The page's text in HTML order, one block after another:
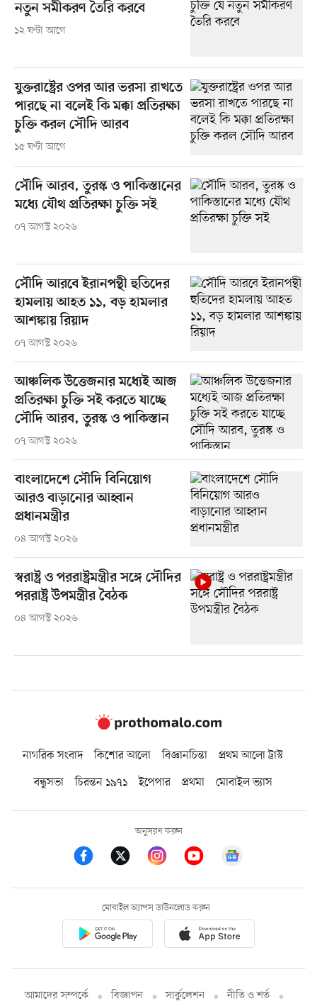
নতুন সমীকরণ তৈরি করবে
১২ ঘণ্টা আগে
যুক্তরাষ্ট্রের ওপর আর ভরসা রাখতে
পারছে না বলেই কি মক্কা প্রতিরক্ষা
চুক্তি করল সৌদি আরব
১৫ ঘণ্টা আগে
সৌদি আরব, তুরস্ক ও পাকিস্তানের
মধ্যে যৌথ প্রতিরক্ষা চুক্তি সই
০৭ আগস্ট ২০২৬
সৌদি আরবে ইরানপন্থী হুতিদের
হামলায় আহত ১১, বড় হামলার
আশঙ্কায় রিয়াদ
০৭ আগস্ট ২০২৬
আঞ্চলিক উত্তেজনার মধ্যেই আজ
প্রতিরক্ষা চুক্তি সই করতে যাচ্ছে
সৌদি আরব, তুরস্ক ও পাকিস্তান
০৭ আগস্ট ২০২৬
বাংলাদেশে সৌদি বিনিয়োগ
আরও বাড়ানোর আহ্বান
প্রধানমন্ত্রীর
০৪ আগস্ট ২০২৬
স্বরাষ্ট্র ও পররাষ্ট্রমন্ত্রীর সঙ্গে সৌদির
পররাষ্ট্র উপমন্ত্রীর বৈঠক
০৪ আগস্ট ২০২৬
নাগরিক সংবাদ কিশোর আলো বিজ্ঞানচিন্তা
প্রথম আলো ট্রাস্ট
বন্ধুসভা
চিরন্তন ১৯৭১ ইপেপার প্রথমা মোবাইল ভ্যাস
অনুসরণ করুন
মোবাইল অ্যাপস ডাউনলোড করুন
আমাদের সম্পর্কে বিজ্ঞাপন সার্কুলেশন নীতি ও শর্ত